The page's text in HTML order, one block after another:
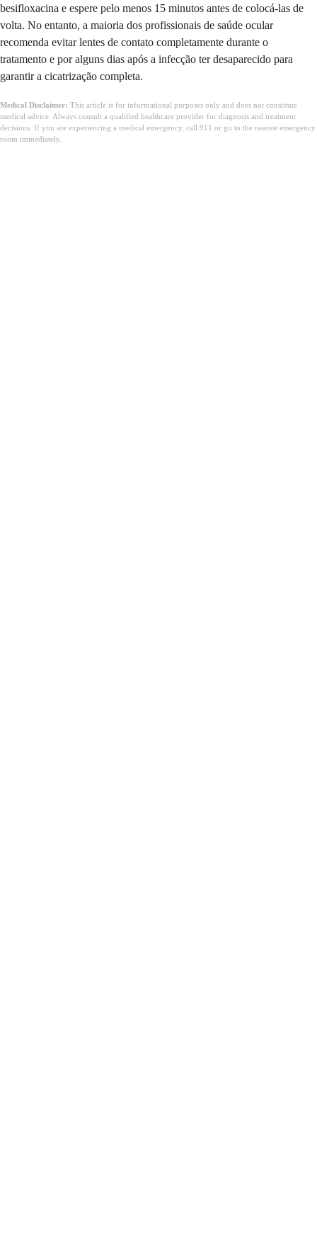
besifloxacina e espere pelo menos 15 minutos antes de colocá-las de
volta. No entanto, a maioria dos profissionais de saúde ocular
recomenda evitar lentes de contato completamente durante o
tratamento e por alguns dias após a infecção ter desaparecido para
garantir a cicatrização completa.
Medical Disclaimer: This article is for informational purposes only and does not constitute
medical advice. Always consult a qualified healthcare provider for diagnosis and treatment
decisions. If you are experiencing a medical emergency, call 911 or go to the nearest emergency
room immediately.